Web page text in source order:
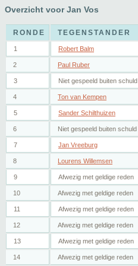
Overzicht voor Jan Vos
RONDE TEGENSTANDER
1 Robert Balm
2 Paul Ruber
3 Niet gespeeld buiten schuld
4 Ton van Kempen
5 Sander Schilthuizen
6 Niet gespeeld buiten schuld
7 Jan Vreeburg
8 Lourens Willemsen
9 Afwezig met geldige reden
10 Afwezig met geldige reden
11 Afwezig met geldige reden
12 Afwezig met geldige reden
13 Afwezig met geldige reden
14 Afwezig met geldige reden